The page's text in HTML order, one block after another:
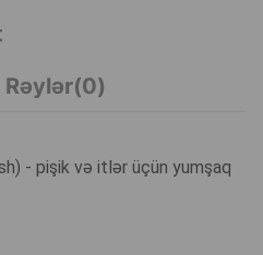
Rəylər(0)
- pişik və itlər üçün yumşaq